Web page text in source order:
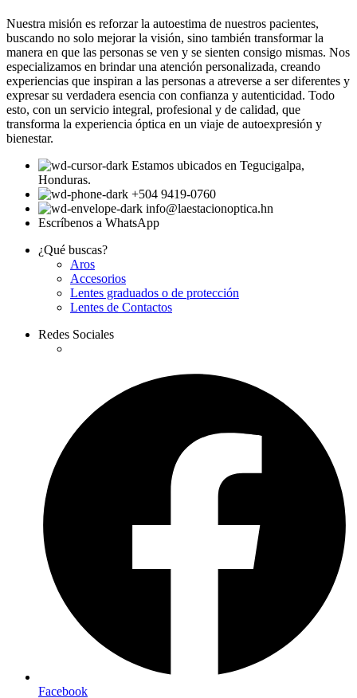
Nuestra misión es reforzar la autoestima de nuestros pacientes,
buscando no solo mejorar la visión, sino también transformar la
manera en que las personas se ven y se sienten consigo mismas. Nos
especializamos en brindar una atención personalizada, creando
experiencias que inspiran a las personas a atreverse a ser diferentes y
expresar su verdadera esencia con confianza y autenticidad. Todo
esto, con un servicio integral, profesional y de calidad, que
transforma la experiencia óptica en un viaje de autoexpresión y
bienestar.
Estamos ubicados en Tegucigalpa,
Honduras.
+504 9419-0760
info@laestacionoptica.hn
Escríbenos a WhatsApp
¿Qué buscas?
Aros
Accesorios
Lentes graduados o de protección
Lentes de Contactos
Redes Sociales
Facebook